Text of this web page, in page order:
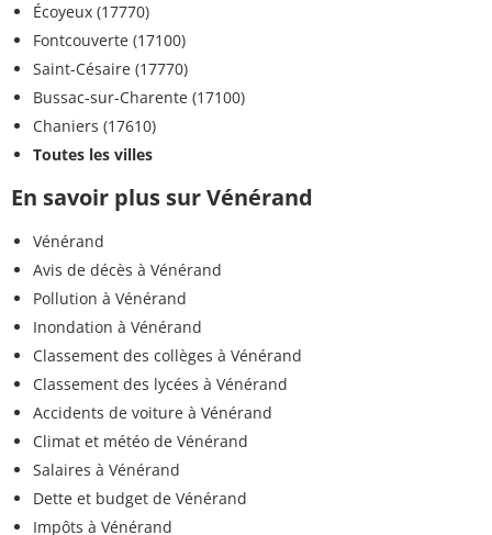
Écoyeux (17770)
Fontcouverte (17100)
Saint-Césaire (17770)
Bussac-sur-Charente (17100)
Chaniers (17610)
Toutes les villes
En savoir plus sur Vénérand
Vénérand
Avis de décès à Vénérand
Pollution à Vénérand
Inondation à Vénérand
Classement des collèges à Vénérand
Classement des lycées à Vénérand
Accidents de voiture à Vénérand
Climat et météo de Vénérand
Salaires à Vénérand
Dette et budget de Vénérand
Impôts à Vénérand